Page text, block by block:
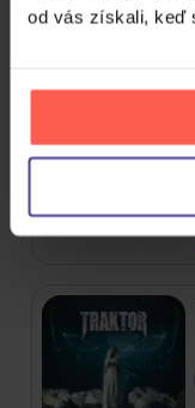
od vás získali, keď